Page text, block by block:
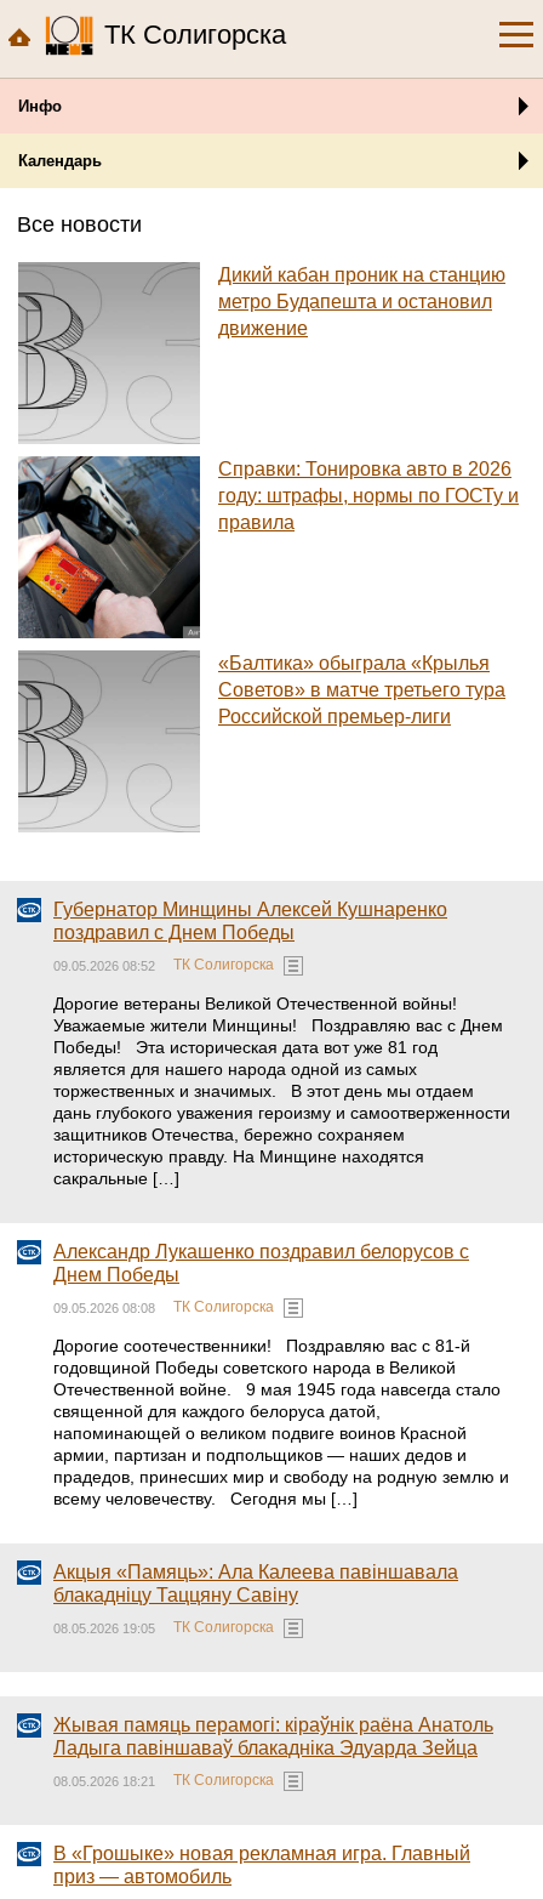
ТК Солигорска
Инфо
Календарь
Все новости
Дикий кабан проник на станцию
метро Будапешта и остановил
движение
Справки: Тонировка авто в 2026
году: штрафы, нормы по ГОСТу и
правила
«Балтика» обыграла «Крылья
Советов» в матче третьего тура
Российской премьер-лиги
Губернатор Минщины Алексей Кушнаренко
поздравил с Днем Победы
09.05.2026 08:52 ТК Солигорска
Дорогие ветераны Великой Отечественной войны!
Уважаемые жители Минщины! Поздравляю вас с Днем
Победы! Эта историческая дата вот уже 81 год
является для нашего народа одной из самых
торжественных и значимых. В этот день мы отдаем
дань глубокого уважения героизму и самоотверженности
защитников Отечества, бережно сохраняем
историческую правду. На Минщине находятся
сакральные […]
Александр Лукашенко поздравил белорусов с
Днем Победы
09.05.2026 08:08 ТК Солигорска
Дорогие соотечественники! Поздравляю вас с 81-й
годовщиной Победы советского народа в Великой
Отечественной войне. 9 мая 1945 года навсегда стало
священной для каждого белоруса датой,
напоминающей о великом подвиге воинов Красной
армии, партизан и подпольщиков — наших дедов и
прадедов, принесших мир и свободу на родную землю и
всему человечеству. Сегодня мы […]
Акцыя «Памяць»: Ала Калеева павіншавала
блакадніцу Таццяну Савіну
08.05.2026 19:05 ТК Солигорска
Жывая памяць перамогі: кіраўнік раёна Анатоль
Ладыга павіншаваў блакадніка Эдуарда Зейца
08.05.2026 18:21 ТК Солигорска
В «Грошыке» новая рекламная игра. Главный
приз — автомобиль